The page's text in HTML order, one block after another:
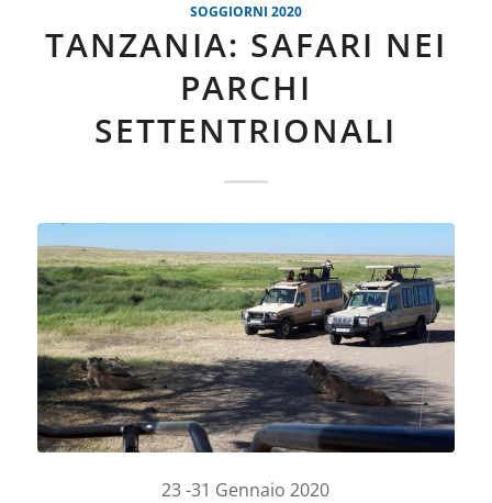
SOGGIORNI 2020
TANZANIA: SAFARI NEI
PARCHI
SETTENTRIONALI
23 -31 Gennaio 2020